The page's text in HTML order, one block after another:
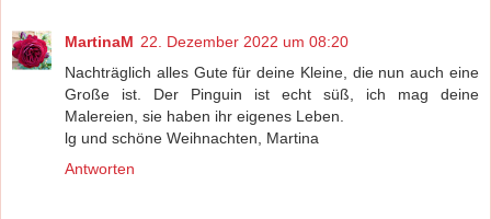
MartinaM 22. Dezember 2022 um 08:20
Nachträglich alles Gute für deine Kleine, die nun auch eine
Große ist. Der Pinguin ist echt süß, ich mag deine
Malereien, sie haben ihr eigenes Leben.
lg und schöne Weihnachten, Martina
Antworten